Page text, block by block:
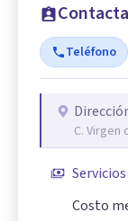
Teléfono
C. Virgen
Costo